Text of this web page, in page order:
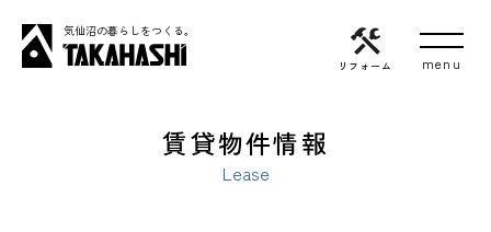
気仙沼の暮らしをつくる。
リフォーム
賃貸物件情報
Lease